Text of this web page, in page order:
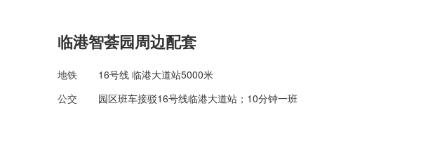
临港智荟园周边配套
地铁
16号线 临港大道站5000米
公交
园区班车接驳16号线临港大道站；10分钟一班